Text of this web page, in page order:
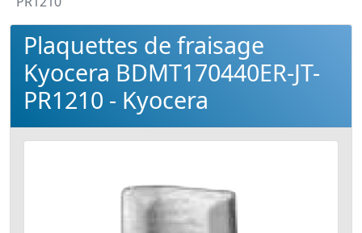
Plaquettes de fraisage
Kyocera BDMT170440ER-JT-
PR1210 - Kyocera